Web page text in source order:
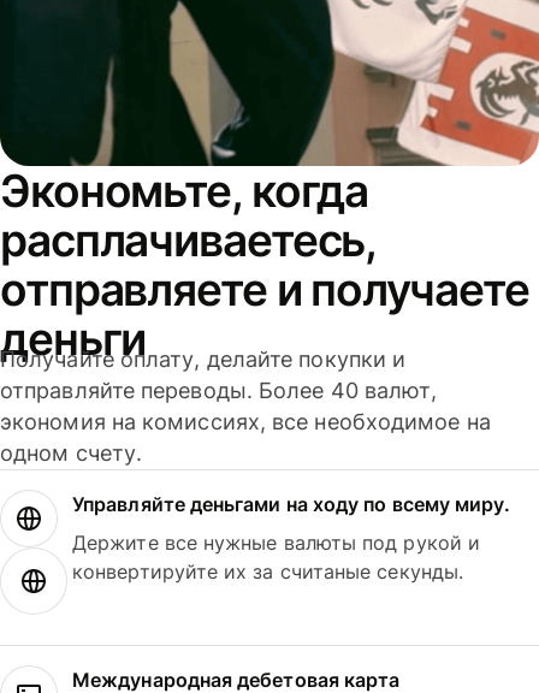
Экономьте, когда
расплачиваетесь,
отправляете и получаете
деньги
Получайте оплату, делайте покупки и
отправляйте переводы. Более 40 валют,
экономия на комиссиях, все необходимое на
одном счету.
Управляйте деньгами на ходу по всему миру.
Держите все нужные валюты под рукой и
конвертируйте их за считаные секунды.
Международная дебетовая карта